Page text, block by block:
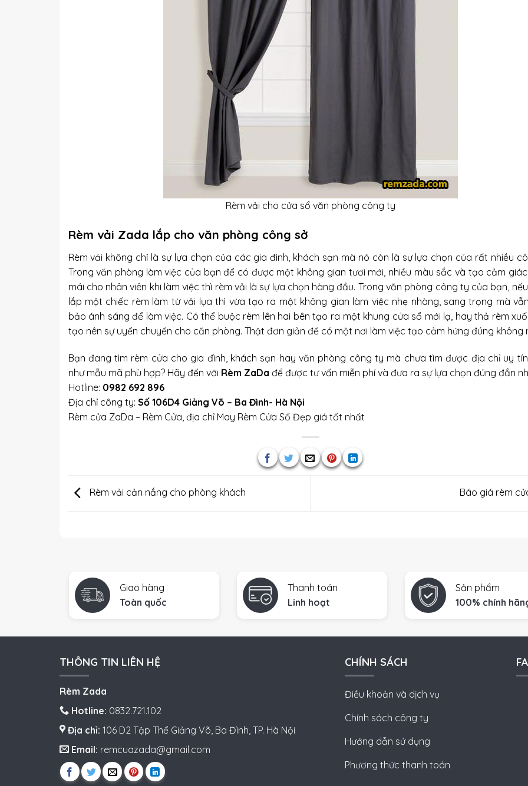
Rèm vải cho cửa sổ văn phòng công ty
Rèm vải Zada lắp cho văn phòng công sở
Rèm vải không chỉ là sự lựa chọn của các gia đình, khách sạn mà nó còn là sự lựa chọn của rất nhiều
Trong văn phòng làm việc của bạn để có được một không gian tươi mới, nhiều màu sắc và tạo cảm
mái cho nhân viên khi làm việc thì rèm vải là sự lựa chọn hàng đầu. Trong văn phòng công ty của bạn,
lắp một chiếc rèm làm từ vải lụa thì vừa tạo ra một không gian làm việc nhẹ nhàng, sang trọng mà
bảo ánh sáng để làm việc. Có thể buộc rèm lên hai bên tạo ra một khung cửa sổ mới lạ, hay thả rèm
tạo nên sự uyển chuyển cho căn phòng. Thật đơn giản để có một nơi làm việc tạo cảm hứng đúng không
Bạn đang tìm rèm cửa cho gia đình, khách sạn hay văn phòng công ty mà chưa tìm được địa chỉ uy
như mẫu mã phù hợp? Hãy đến với Rèm ZaDa để được tư vấn miễn phí và đưa ra sự lựa chọn đúng đắn
Hotline: 0982 692 896
Địa chỉ công ty: Số 106D4 Giảng Võ – Ba Đình- Hà Nội
Rèm cửa ZaDa – Rèm Cửa, địa chỉ May Rèm Cửa Sổ Đẹp giá tốt nhất
Rèm vải cản nắng cho phòng khách Báo giá rèm
Giao hàng
Toàn quốc
Thanh toán
Linh hoạt
Sản phẩm
100% chính
THÔNG TIN LIÊN HỆ
Rèm Zada
Hotline: 0832.721.102
Địa chỉ: 106 D2 Tập Thể Giảng Võ, Ba Đình, TP. Hà Nội
Email: remcuazada@gmail.com
CHÍNH SÁCH
Điều khoản và dịch vụ
Chính sách công ty
Hướng dẫn sử dụng
Phương thức thanh toán